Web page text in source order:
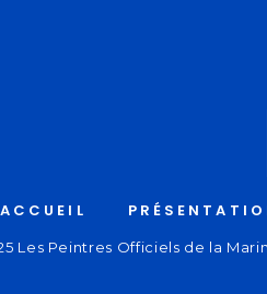
ACCUEIL
Les Peintres Officiels de la